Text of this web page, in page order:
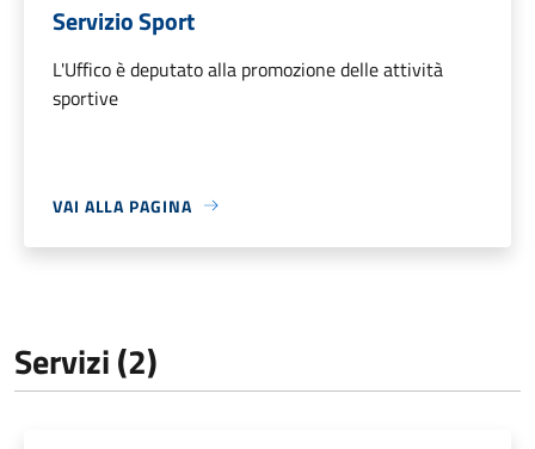
Servizio Sport
L'Uffico è deputato alla promozione delle attività
sportive
VAI ALLA PAGINA
Servizi (2)